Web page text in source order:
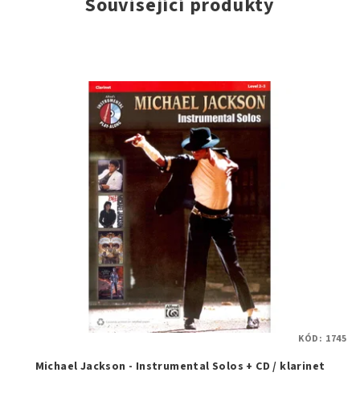
Michael Jackson - Instrumental Solos + CD / klarinet
KÓD: 1745